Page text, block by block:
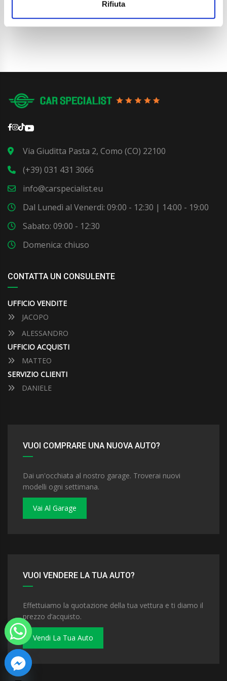
Rifiuta
Via Giuditta Pasta 2, Como (CO) 22100
(+39) 031 431 3066
info@carspecialist.eu
Dal Lunedì al Venerdì: 09:00 - 12:30 | 14:00 - 19:00
Sabato: 09:00 - 12:30
Domenica: chiuso
CONTATTA UN CONSULENTE
UFFICIO VENDITE
JACOPO
ALESSANDRO
UFFICIO ACQUISTI
MATTEO
SERVIZIO CLIENTI
DANIELE
VUOI COMPRARE UNA NUOVA AUTO?
Dai un'occhiata al nostro garage. Troverai nuovi
modelli ogni settimana.
Vai Al Garage
VUOI VENDERE LA TUA AUTO?
Effettuiamo la quotazione della tua vettura e ti diamo il
prezzo d’acquisto.
Vendi La Tua Auto